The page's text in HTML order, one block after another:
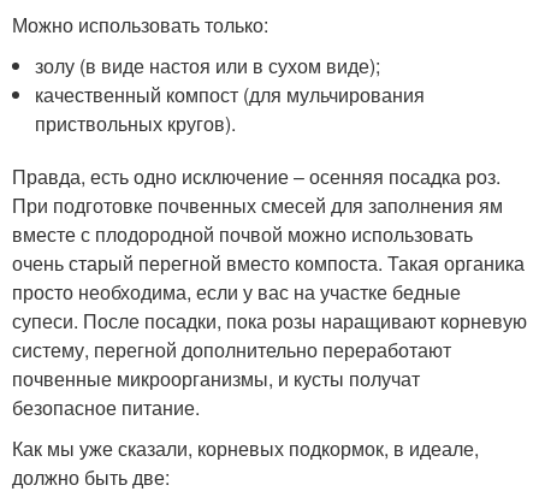
Можно использовать только:
золу (в виде настоя или в сухом виде);
качественный компост (для мульчирования
приствольных кругов).
Правда, есть одно исключение – осенняя посадка роз.
При подготовке почвенных смесей для заполнения ям
вместе с плодородной почвой можно использовать
очень старый перегной вместо компоста. Такая органика
просто необходима, если у вас на участке бедные
супеси. После посадки, пока розы наращивают корневую
систему, перегной дополнительно переработают
почвенные микроорганизмы, и кусты получат
безопасное питание.
Как мы уже сказали, корневых подкормок, в идеале,
должно быть две: